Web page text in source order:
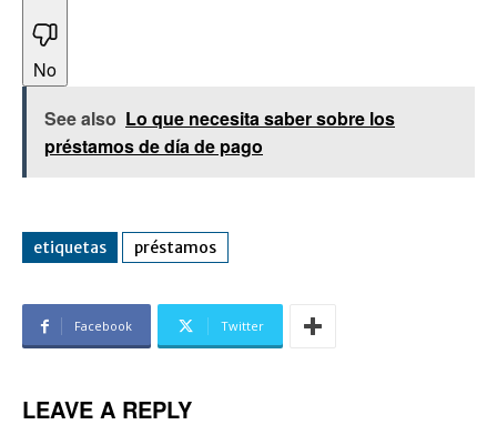
No
See also Lo que necesita saber sobre los
préstamos de día de pago
etiquetas préstamos
Facebook Twitter
LEAVE A REPLY